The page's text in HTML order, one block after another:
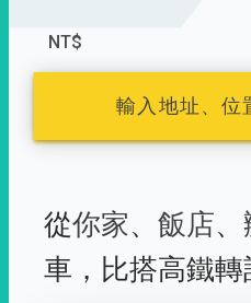
NT$
輸入地址、
從你家、 飯店、
車， 比搭高鐵